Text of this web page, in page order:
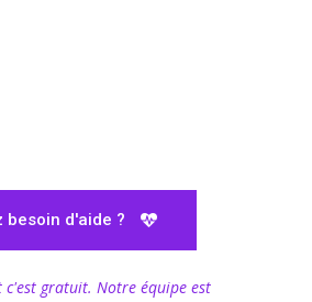
besoin d'aide ?
c'est gratuit. Notre équipe est